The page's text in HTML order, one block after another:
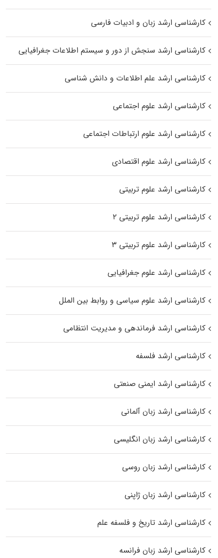
کارشناسی ارشد زبان و ادبیات فارسی
کارشناسی ارشد سنجش از دور و سیستم اطلاعات جغرافیایی
کارشناسی ارشد علم اطلاعات و دانش شناسی
کارشناسی ارشد علوم اجتماعی
کارشناسی ارشد علوم ارتباطات اجتماعی
کارشناسی ارشد علوم اقتصادی
کارشناسی ارشد علوم تربیتی
کارشناسی ارشد علوم تربیتی ۲
کارشناسی ارشد علوم تربیتی ۳
کارشناسی ارشد علوم جغرافیایی
کارشناسی ارشد علوم سیاسی و روابط بین الملل
کارشناسی ارشد فرماندهی و مدیریت انتظامی
کارشناسی ارشد فلسفه
کارشناسی ارشد ایمنی صنعتی
کارشناسی ارشد زبان آلمانی
کارشناسی ارشد زبان انگلیسی
کارشناسی ارشد زبان روسی
کارشناسی ارشد زبان ژاپنی
کارشناسی ارشد تاریخ و فلسفه علم
کارشناسی ارشد زبان فرانسه